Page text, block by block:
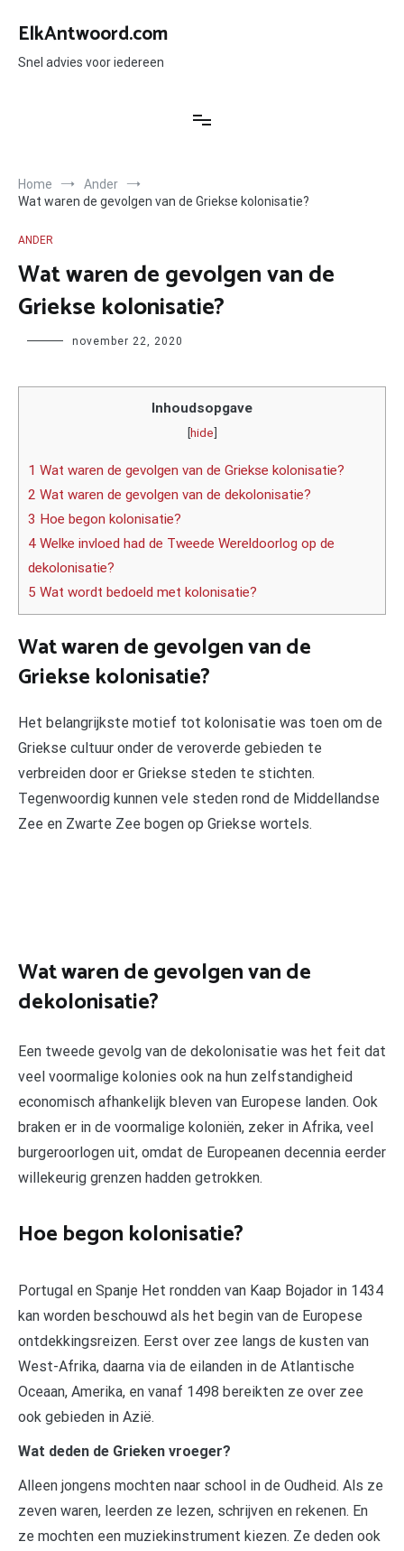
naar
inhoud
ElkAntwoord.com
Snel advies voor iedereen
Home
Ander
Wat waren de gevolgen van de Griekse kolonisatie?
ANDER
Wat waren de gevolgen van de
Griekse kolonisatie?
Author november 22, 2020
Inhoudsopgave
[hide]
1 Wat waren de gevolgen van de Griekse kolonisatie?
2 Wat waren de gevolgen van de dekolonisatie?
3 Hoe begon kolonisatie?
4 Welke invloed had de Tweede Wereldoorlog op de
dekolonisatie?
5 Wat wordt bedoeld met kolonisatie?
Wat waren de gevolgen van de
Griekse kolonisatie?
Het belangrijkste motief tot kolonisatie was toen om de
Griekse cultuur onder de veroverde gebieden te
verbreiden door er Griekse steden te stichten.
Tegenwoordig kunnen vele steden rond de Middellandse
Zee en Zwarte Zee bogen op Griekse wortels.
Wat waren de gevolgen van de
dekolonisatie?
Een tweede gevolg van de dekolonisatie was het feit dat
veel voormalige kolonies ook na hun zelfstandigheid
economisch afhankelijk bleven van Europese landen. Ook
braken er in de voormalige koloniën, zeker in Afrika, veel
burgeroorlogen uit, omdat de Europeanen decennia eerder
willekeurig grenzen hadden getrokken.
Hoe begon kolonisatie?
Portugal en Spanje Het rondden van Kaap Bojador in 1434
kan worden beschouwd als het begin van de Europese
ontdekkingsreizen. Eerst over zee langs de kusten van
West-Afrika, daarna via de eilanden in de Atlantische
Oceaan, Amerika, en vanaf 1498 bereikten ze over zee
ook gebieden in Azië.
Wat deden de Grieken vroeger?
Alleen jongens mochten naar school in de Oudheid. Als ze
zeven waren, leerden ze lezen, schrijven en rekenen. En
ze mochten een muziekinstrument kiezen. Ze deden ook